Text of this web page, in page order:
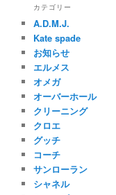
カテゴリー
A.D.M.J.
Kate spade
お知らせ
エルメス
オメガ
オーバーホール
クリーニング
クロエ
グッチ
コーチ
サンローラン
シャネル